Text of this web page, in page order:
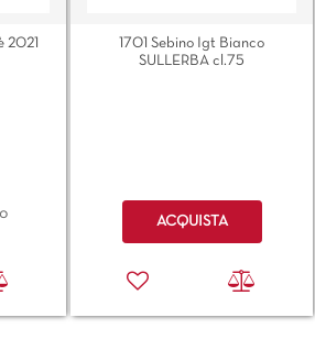
2021
1701 Sebino Igt Bianco
SULLERBA cl.75
Quantità
ACQUISTA